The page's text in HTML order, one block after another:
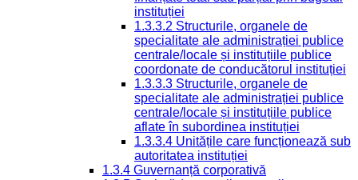
instituției
1.3.3.2 Structurile, organele de
specialitate ale administrației publice
centrale/locale și instituțiile publice
coordonate de conducătorul instituției
1.3.3.3 Structurile, organele de
specialitate ale administrației publice
centrale/locale și instituțiile publice
aflate în subordinea instituției
1.3.3.4 Unitățile care funcționează sub
autoritatea instituției
1.3.4 Guvernanță corporativă